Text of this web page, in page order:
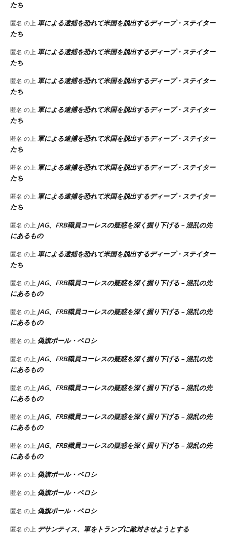
たち
匿名 の上 軍による逮捕を恐れて米国を脱出するディープ・ステイター
たち
匿名 の上 軍による逮捕を恐れて米国を脱出するディープ・ステイター
たち
匿名 の上 軍による逮捕を恐れて米国を脱出するディープ・ステイター
たち
匿名 の上 軍による逮捕を恐れて米国を脱出するディープ・ステイター
たち
匿名 の上 軍による逮捕を恐れて米国を脱出するディープ・ステイター
たち
匿名 の上 軍による逮捕を恐れて米国を脱出するディープ・ステイター
たち
匿名 の上 軍による逮捕を恐れて米国を脱出するディープ・ステイター
たち
匿名 の上 JAG、FRB職員コーレスの疑惑を深く掘り下げる – 混乱の先
にあるもの
匿名 の上 軍による逮捕を恐れて米国を脱出するディープ・ステイター
たち
匿名 の上 JAG、FRB職員コーレスの疑惑を深く掘り下げる – 混乱の先
にあるもの
匿名 の上 JAG、FRB職員コーレスの疑惑を深く掘り下げる – 混乱の先
にあるもの
匿名 の上 偽旗ポール・ペロシ
匿名 の上 JAG、FRB職員コーレスの疑惑を深く掘り下げる – 混乱の先
にあるもの
匿名 の上 JAG、FRB職員コーレスの疑惑を深く掘り下げる – 混乱の先
にあるもの
匿名 の上 JAG、FRB職員コーレスの疑惑を深く掘り下げる – 混乱の先
にあるもの
匿名 の上 JAG、FRB職員コーレスの疑惑を深く掘り下げる – 混乱の先
にあるもの
匿名 の上 偽旗ポール・ペロシ
匿名 の上 偽旗ポール・ペロシ
匿名 の上 偽旗ポール・ペロシ
匿名 の上 デサンティス、軍をトランプに敵対させようとする